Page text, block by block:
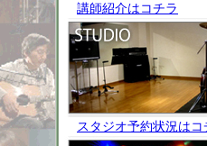
講師紹介はコチラ
スタジオ予約状況はコ